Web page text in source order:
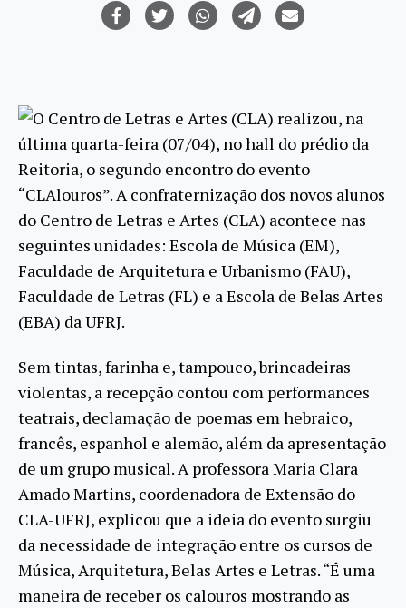
O Centro de Letras e Artes (CLA) realizou, na
última quarta-feira (07/04), no hall do prédio da
Reitoria, o segundo encontro do evento
“CLAlouros”. A confraternização dos novos alunos
do Centro de Letras e Artes (CLA) acontece nas
seguintes unidades: Escola de Música (EM),
Faculdade de Arquitetura e Urbanismo (FAU),
Faculdade de Letras (FL) e a Escola de Belas Artes
(EBA) da UFRJ.
Sem tintas, farinha e, tampouco, brincadeiras
violentas, a recepção contou com performances
teatrais, declamação de poemas em hebraico,
francês, espanhol e alemão, além da apresentação
de um grupo musical. A professora Maria Clara
Amado Martins, coordenadora de Extensão do
CLA-UFRJ, explicou que a ideia do evento surgiu
da necessidade de integração entre os cursos de
Música, Arquitetura, Belas Artes e Letras. “É uma
maneira de receber os calouros mostrando as